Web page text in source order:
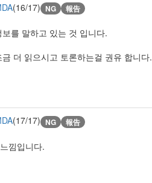
(16/17) NG 報告
를 말하고 있는 것 입니다.
더 읽으시고 토론하는걸 권유 합니다.
(17/17) NG 報告
낌입니다.